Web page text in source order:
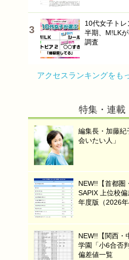
10代女子ト
半期、M!LK
調査
アクセスランキングをも
特集・連載
編集長・加藤紀
会いたい人」
NEW!!【首都圏
SAPIX 上位校
年度版（2026年
NEW!!【関西・
学園「小6合否
偏差値一覧